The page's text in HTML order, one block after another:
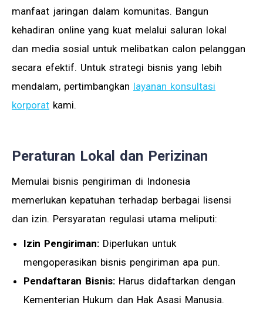
manfaat jaringan dalam komunitas. Bangun
kehadiran online yang kuat melalui saluran lokal
dan media sosial untuk melibatkan calon pelanggan
secara efektif. Untuk strategi bisnis yang lebih
mendalam, pertimbangkan layanan konsultasi
korporat kami.
Peraturan Lokal dan Perizinan
Memulai bisnis pengiriman di Indonesia
memerlukan kepatuhan terhadap berbagai lisensi
dan izin. Persyaratan regulasi utama meliputi:
Izin Pengiriman: Diperlukan untuk
mengoperasikan bisnis pengiriman apa pun.
Pendaftaran Bisnis: Harus didaftarkan dengan
Kementerian Hukum dan Hak Asasi Manusia.